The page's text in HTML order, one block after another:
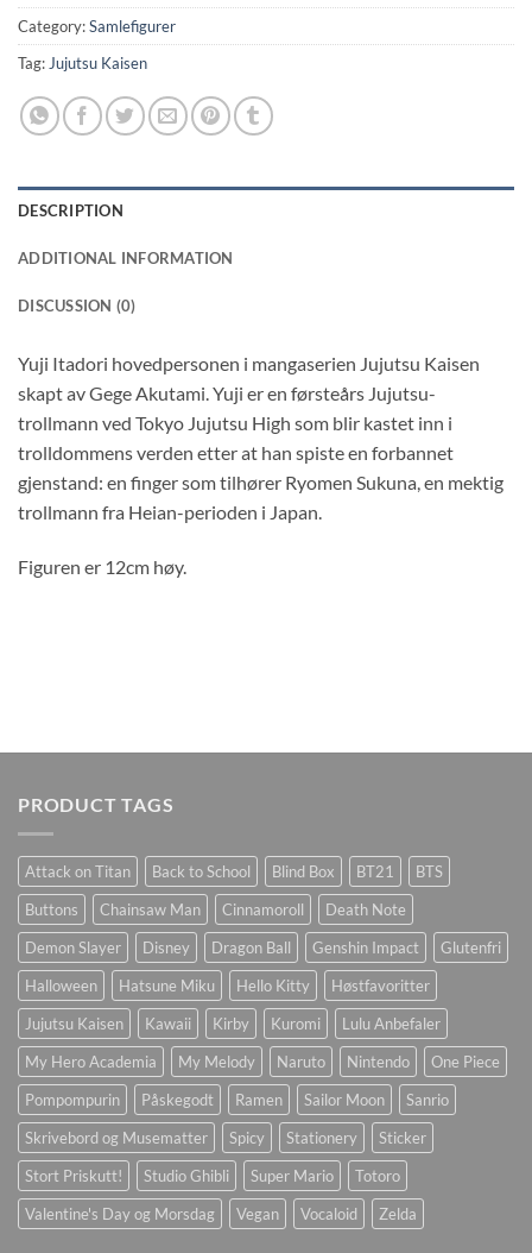
Category:Samlefigurer
Tag: Jujutsu Kaisen
DESCRIPTION
ADDITIONAL INFORMATION
DISCUSSION (0)
Yuji Itadori hovedpersonen i mangaserien Jujutsu Kaisen
skapt av Gege Akutami. Yuji er en førsteårs Jujutsu-
trollmann ved Tokyo Jujutsu High som blir kastet inn i
trolldommens verden etter at han spiste en forbannet
gjenstand: en finger som tilhører Ryomen Sukuna, en mektig
trollmann fra Heian-perioden i Japan.
Figuren er 12cm høy.
PRODUCT TAGS
Attack on Titan Back to School Blind Box BT21
BTS
Buttons
Chainsaw Man Cinnamoroll
Death Note
Demon Slayer
Disney Dragon Ball Genshin Impact
Glutenfri
Halloween
Hatsune Miku Hello Kitty
Høstfavoritter
Jujutsu Kaisen
Kawaii Kirby Kuromi
Lulu Anbefaler
My Hero Academia
My Melody Naruto Nintendo
One Piece
Pompompurin
Påskegodt Ramen Sailor Moon
Sanrio
Skrivebord og Musematter
Spicy Stationery
Sticker
Stort Priskutt!
Studio Ghibli Super Mario
Totoro
Valentine's Day og Morsdag
Vegan Vocaloid Zelda